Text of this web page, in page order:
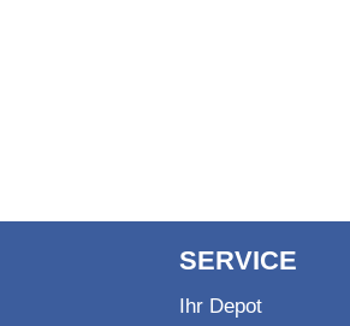
SERVICE
Ihr Depot